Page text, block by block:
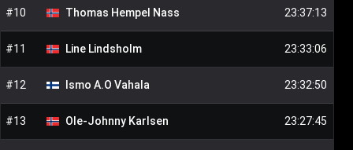
#10 Thomas Hempel Nass 23:37:13
#11 Line Lindsholm 23:33:06
#12 Ismo A.O Vahala 23:32:50
#13 Ole-Johnny Karlsen 23:27:45